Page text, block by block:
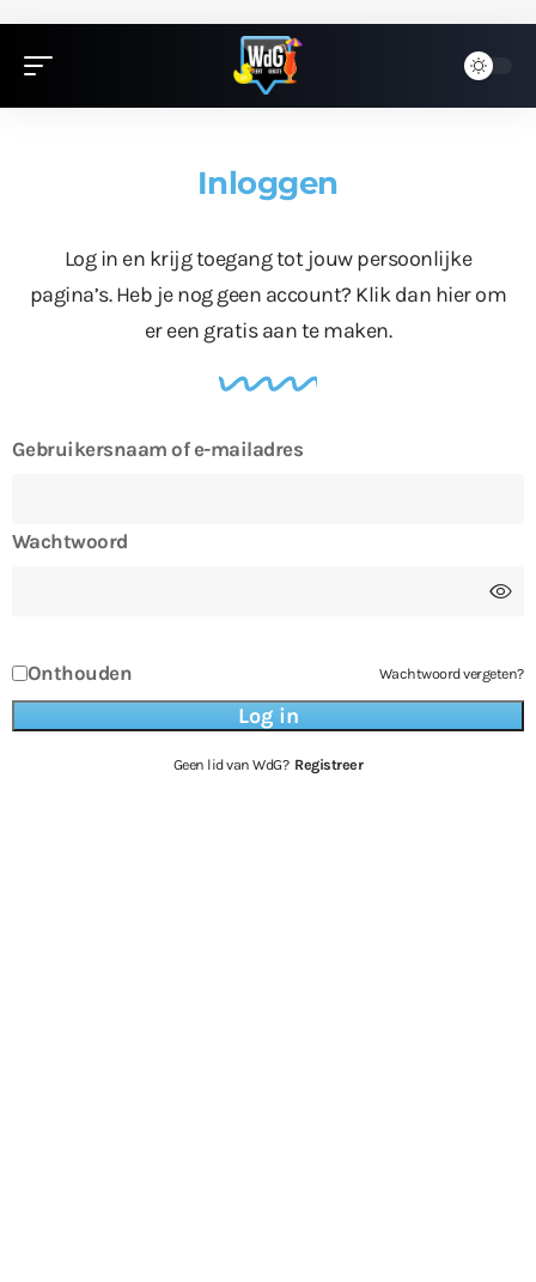
Inloggen
Log in en krijg toegang tot jouw persoonlijke
pagina’s. Heb je nog geen account? Klik dan hierom
er een gratis aan te maken.
Gebruikersnaam of e-mailadres
Wachtwoord
Onthouden Wachtwoord vergeten?
Geen lid van WdG? Registreer